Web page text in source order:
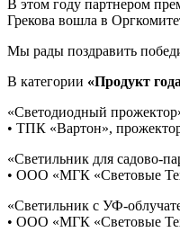
В этом году партнером
Грекова вошла в
Мы рады поздравить
В категории «Продукт
«Светодиодный
• ТПК «Вартон»,
«Светильник для садово-
• ООО «МГК «Световые
«Светильник с УФ-
• ООО «МГК «Световые